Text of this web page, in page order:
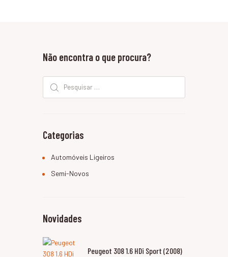
Não encontra o que procura?
Pesquisar por:
Categorias
Automóveis Ligeiros
Semi-Novos
Novidades
Peugeot 308 1.6 HDi Sport (2008)